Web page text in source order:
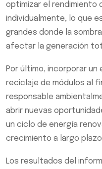
optimizar el rendimiento
individualmente, lo que
grandes donde la
afectar la generación
Por último, incorporar
reciclaje de módulos al
responsable
abrir nuevas
un ciclo de energía
crecimiento a largo
Los resultados del